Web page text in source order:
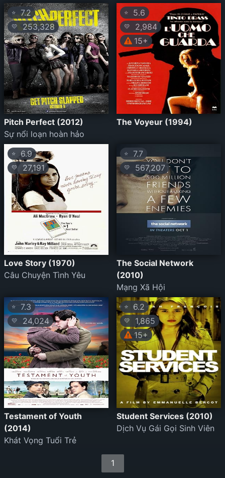
⭐ 7.2
💛 253,328
Pitch Perfect (2012)
Sự nổi loạn hoàn hảo
⭐ 5.6
💛
2,984
15+
The Voyeur (1994)
⭐ 6.9
💛27,191
Love Story (1970)
Câu Chuyện Tình Yêu
⭐ 7.7
💛 567,207
The Social Network
(2010)
Mạng Xã Hội
⭐ 7.3
💛 24,024
Testament of Youth
(2014)
Khát Vọng Tuổi Trẻ
⭐ 6.2
💛
1,865
15+
Student Services (2010)
Dịch Vụ Gái Gọi Sinh Viên
1